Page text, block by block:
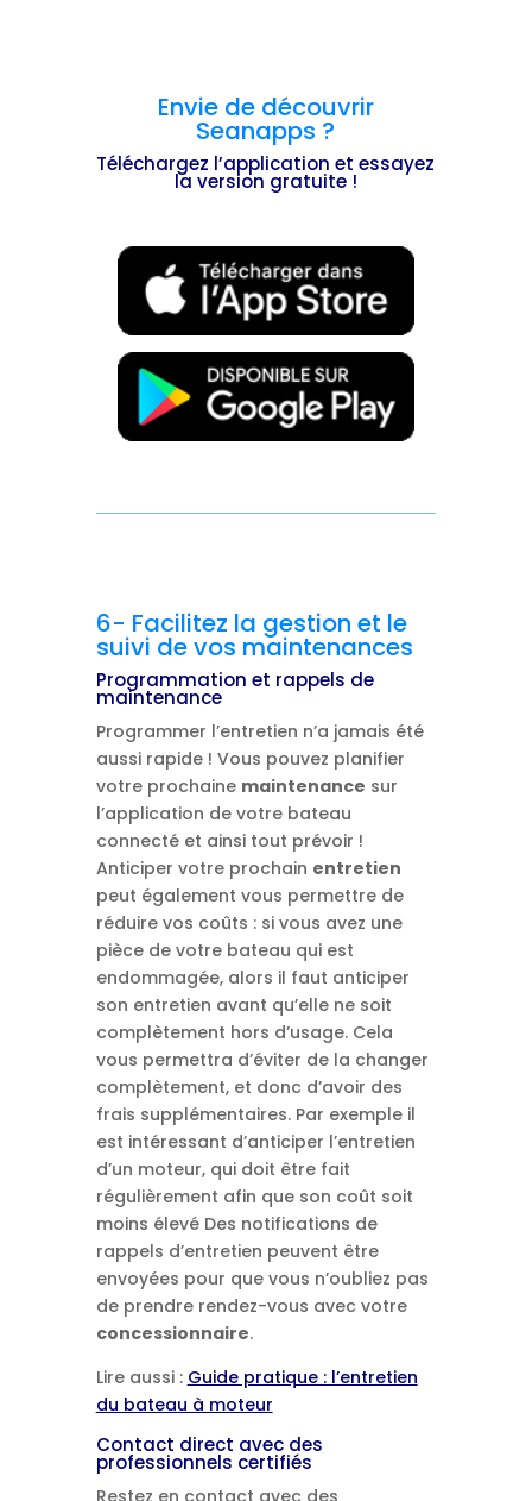
Envie de découvrir
Seanapps ?
Téléchargez l’application et essayez
la version gratuite !
6- Facilitez la gestion et le
suivi de vos maintenances
Programmation et rappels de
maintenance
Programmer l’entretien n’a jamais été
aussi rapide ! Vous pouvez planifier
votre prochaine maintenance sur
l’application de votre bateau
connecté et ainsi tout prévoir !
Anticiper votre prochain entretien
peut également vous permettre de
réduire vos coûts : si vous avez une
pièce de votre bateau qui est
endommagée, alors il faut anticiper
son entretien avant qu’elle ne soit
complètement hors d’usage. Cela
vous permettra d’éviter de la changer
complètement, et donc d’avoir des
frais supplémentaires. Par exemple il
est intéressant d’anticiper l’entretien
d’un moteur, qui doit être fait
régulièrement afin que son coût soit
moins élevé Des notifications de
rappels d’entretien peuvent être
envoyées pour que vous n’oubliez pas
de prendre rendez-vous avec votre
concessionnaire.
Lire aussi : Guide pratique : l’entretien
du bateau à moteur
Contact direct avec des
professionnels certifiés